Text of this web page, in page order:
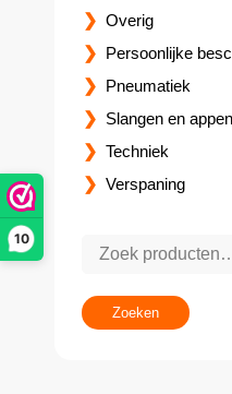
10
Overig
Persoonlijke
Pneumatiek
Slangen en
Techniek
Verspaning
Zoeken